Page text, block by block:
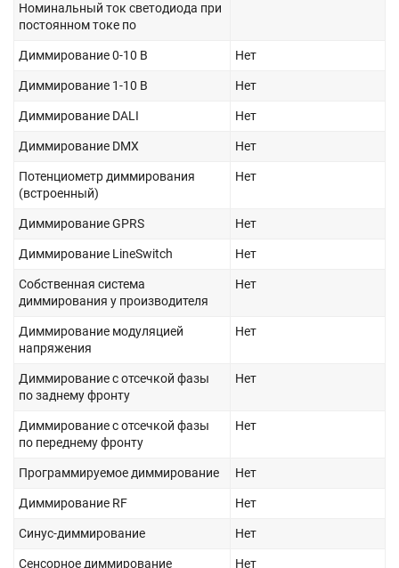
Номинальный ток светодиода при
постоянном токе по
Диммирование 0-10 В Нет
Диммирование 1-10 В Нет
Диммирование DALI Нет
Диммирование DMX Нет
Потенциометр диммирования
(встроенный)
Нет
Диммирование GPRS Нет
Диммирование LineSwitch Нет
Собственная система
диммирования у производителя
Нет
Диммирование модуляцией
напряжения
Нет
Диммирование с отсечкой фазы
по заднему фронту
Нет
Диммирование с отсечкой фазы
по переднему фронту
Нет
Программируемое диммирование Нет
Диммирование RF Нет
Синус-диммирование Нет
Сенсорное диммирование Нет